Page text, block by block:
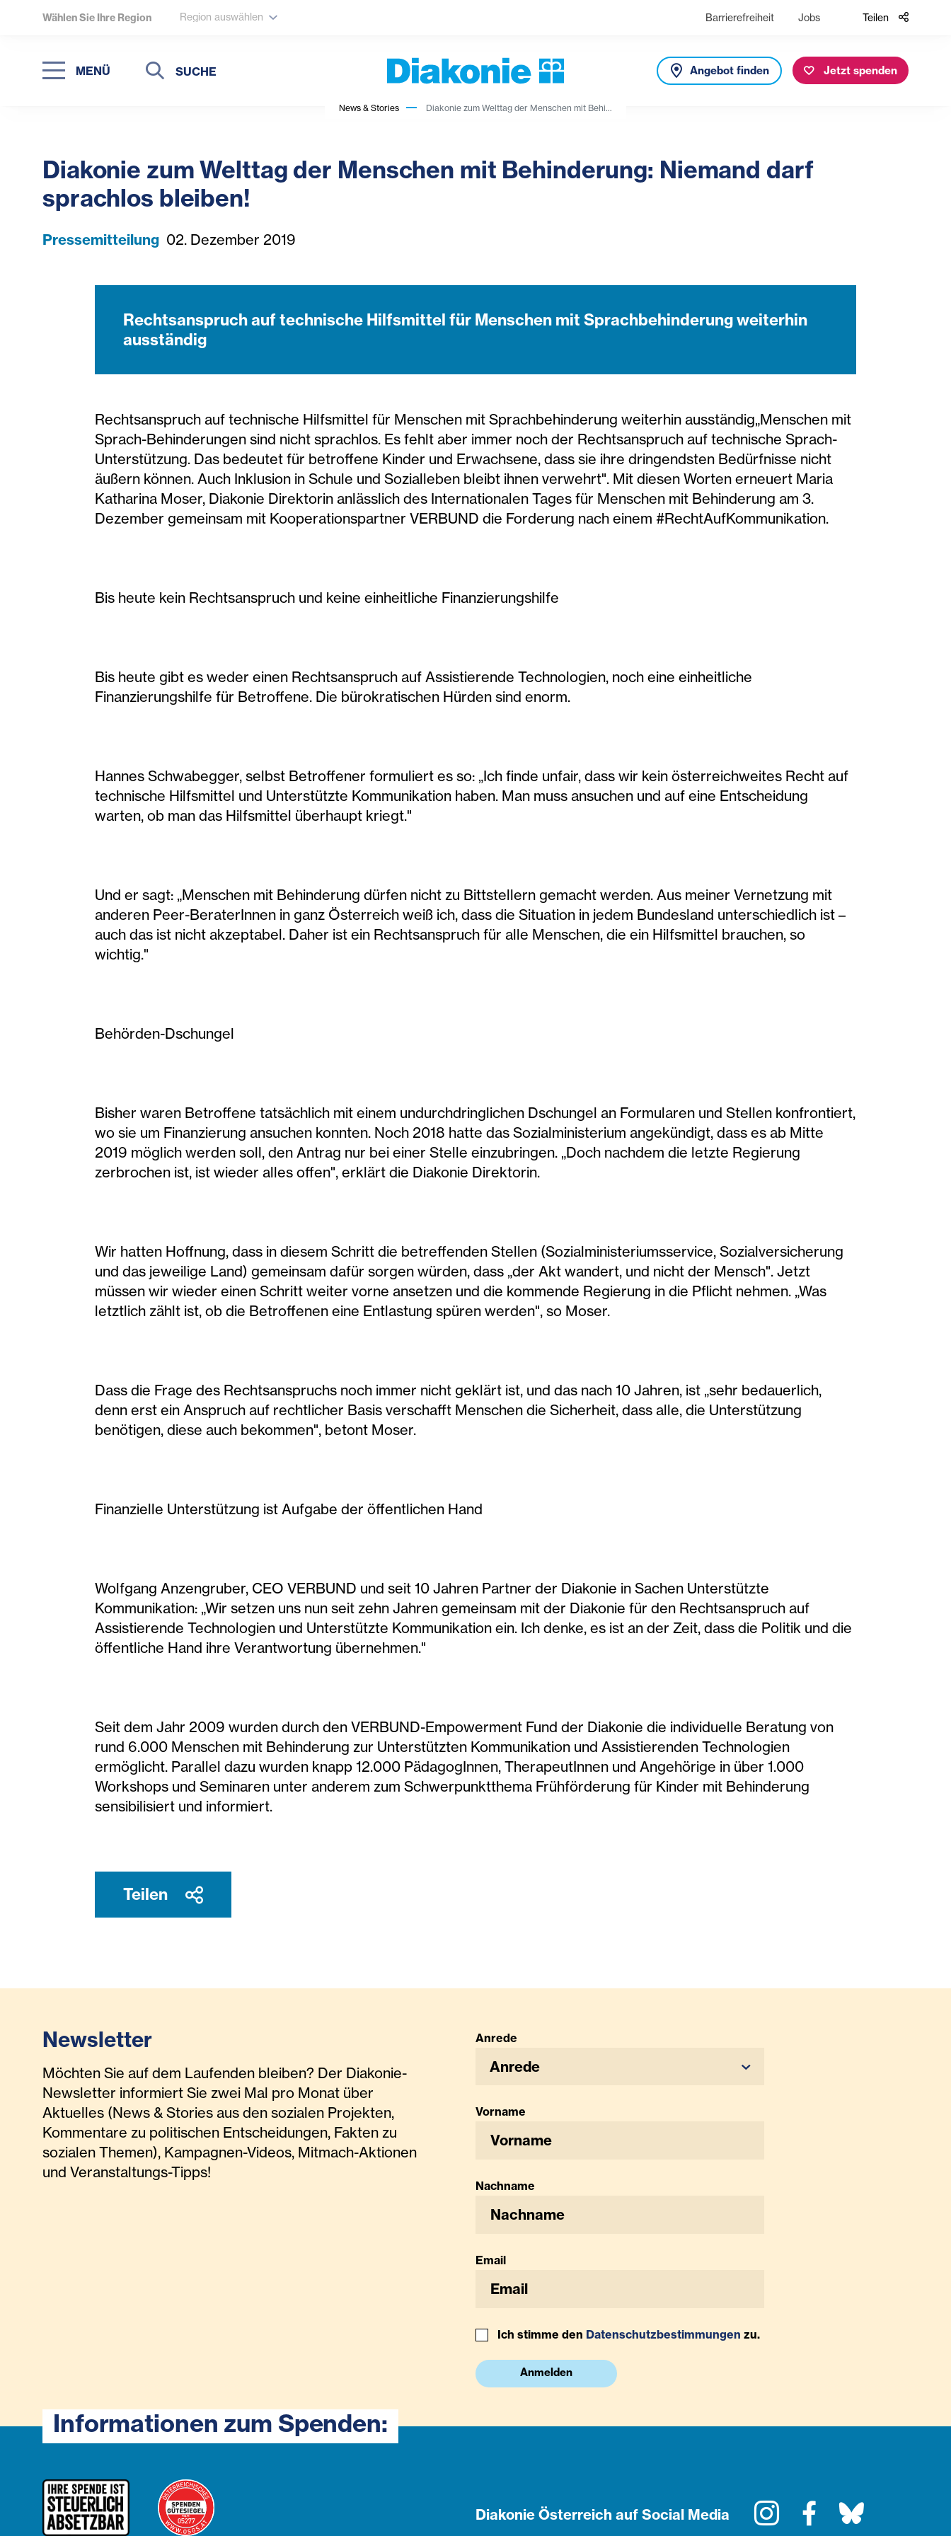
Wählen Sie Ihre Region Region auswählen Barrierefreiheit Jobs Teilen
MENÜ
Suche
Suche
Angebot finden Jetzt spenden
News & Stories Diakonie zum Welttag der Menschen mit Behi...
Diakonie zum Welttag der Menschen mit Behinderung: Niemand darf
sprachlos bleiben!
Pressemitteilung 02. Dezember 2019
Rechtsanspruch auf technische Hilfsmittel für Menschen mit Sprachbehinderung weiterhin
ausständig
Rechtsanspruch auf technische Hilfsmittel für Menschen mit Sprachbehinderung weiterhin ausständig„Menschen mit
Sprach-Behinderungen sind nicht sprachlos. Es fehlt aber immer noch der Rechtsanspruch auf technische Sprach-
Unterstützung. Das bedeutet für betroffene Kinder und Erwachsene, dass sie ihre dringendsten Bedürfnisse nicht
äußern können. Auch Inklusion in Schule und Sozialleben bleibt ihnen verwehrt". Mit diesen Worten erneuert Maria
Katharina Moser, Diakonie Direktorin anlässlich des Internationalen Tages für Menschen mit Behinderung am 3.
Dezember gemeinsam mit Kooperationspartner VERBUND die Forderung nach einem #RechtAufKommunikation.
Bis heute kein Rechtsanspruch und keine einheitliche Finanzierungshilfe
Bis heute gibt es weder einen Rechtsanspruch auf Assistierende Technologien, noch eine einheitliche
Finanzierungshilfe für Betroffene. Die bürokratischen Hürden sind enorm.
Hannes Schwabegger, selbst Betroffener formuliert es so: „Ich finde unfair, dass wir kein österreichweites Recht auf
technische Hilfsmittel und Unterstützte Kommunikation haben. Man muss ansuchen und auf eine Entscheidung
warten, ob man das Hilfsmittel überhaupt kriegt."
Und er sagt: „Menschen mit Behinderung dürfen nicht zu Bittstellern gemacht werden. Aus meiner Vernetzung mit
anderen Peer-BeraterInnen in ganz Österreich weiß ich, dass die Situation in jedem Bundesland unterschiedlich ist –
auch das ist nicht akzeptabel. Daher ist ein Rechtsanspruch für alle Menschen, die ein Hilfsmittel brauchen, so
wichtig."
Behörden-Dschungel
Bisher waren Betroffene tatsächlich mit einem undurchdringlichen Dschungel an Formularen und Stellen konfrontiert,
wo sie um Finanzierung ansuchen konnten. Noch 2018 hatte das Sozialministerium angekündigt, dass es ab Mitte
2019 möglich werden soll, den Antrag nur bei einer Stelle einzubringen. „Doch nachdem die letzte Regierung
zerbrochen ist, ist wieder alles offen", erklärt die Diakonie Direktorin.
Wir hatten Hoffnung, dass in diesem Schritt die betreffenden Stellen (Sozialministeriumsservice, Sozialversicherung
und das jeweilige Land) gemeinsam dafür sorgen würden, dass „der Akt wandert, und nicht der Mensch". Jetzt
müssen wir wieder einen Schritt weiter vorne ansetzen und die kommende Regierung in die Pflicht nehmen. „Was
letztlich zählt ist, ob die Betroffenen eine Entlastung spüren werden", so Moser.
Dass die Frage des Rechtsanspruchs noch immer nicht geklärt ist, und das nach 10 Jahren, ist „sehr bedauerlich,
denn erst ein Anspruch auf rechtlicher Basis verschafft Menschen die Sicherheit, dass alle, die Unterstützung
benötigen, diese auch bekommen", betont Moser.
Finanzielle Unterstützung ist Aufgabe der öffentlichen Hand
Wolfgang Anzengruber, CEO VERBUND und seit 10 Jahren Partner der Diakonie in Sachen Unterstützte
Kommunikation: „Wir setzen uns nun seit zehn Jahren gemeinsam mit der Diakonie für den Rechtsanspruch auf
Assistierende Technologien und Unterstützte Kommunikation ein. Ich denke, es ist an der Zeit, dass die Politik und die
öffentliche Hand ihre Verantwortung übernehmen."
Seit dem Jahr 2009 wurden durch den VERBUND-Empowerment Fund der Diakonie die individuelle Beratung von
rund 6.000 Menschen mit Behinderung zur Unterstützten Kommunikation und Assistierenden Technologien
ermöglicht. Parallel dazu wurden knapp 12.000 PädagogInnen, TherapeutInnen und Angehörige in über 1.000
Workshops und Seminaren unter anderem zum Schwerpunktthema Frühförderung für Kinder mit Behinderung
sensibilisiert und informiert.
Teilen
Newsletter
Möchten Sie auf dem Laufenden bleiben? Der Diakonie-
Newsletter informiert Sie zwei Mal pro Monat über
Aktuelles (News & Stories aus den sozialen Projekten,
Kommentare zu politischen Entscheidungen, Fakten zu
sozialen Themen), Kampagnen-Videos, Mitmach-Aktionen
und Veranstaltungs-Tipps!
Anrede
Anrede
Vorname
Nachname
Email
Ich stimme den Datenschutzbestimmungen zu.
Anmelden
Informationen zum Spenden:
Diakonie Österreich auf Social Media InstagramFacebook